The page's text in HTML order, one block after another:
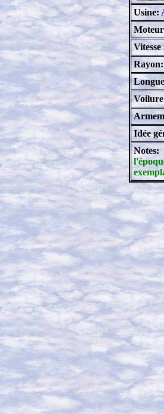
Usine:
Idée
Notes: